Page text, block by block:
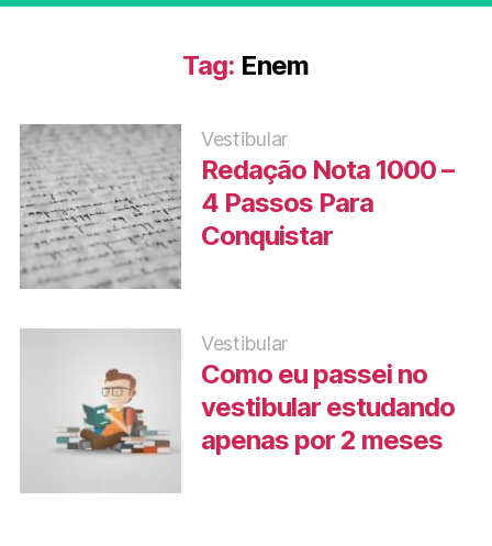
Tag: Enem
Vestibular
Redação Nota 1000 –
4 Passos Para
Conquistar
Vestibular
Como eu passei no
vestibular estudando
apenas por 2 meses